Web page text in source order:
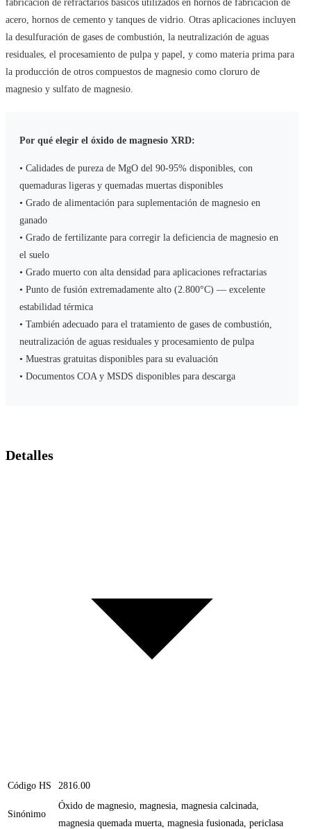
fabricación de refractarios básicos utilizados en hornos de fabricación de
acero, hornos de cemento y tanques de vidrio. Otras aplicaciones incluyen
la desulfuración de gases de combustión, la neutralización de aguas
residuales, el procesamiento de pulpa y papel, y como materia prima para
la producción de otros compuestos de magnesio como cloruro de
magnesio y sulfato de magnesio.
Por qué elegir el óxido de magnesio XRD:
• Calidades de pureza de MgO del 90-95% disponibles, con
quemaduras ligeras y quemadas muertas disponibles
• Grado de alimentación para suplementación de magnesio en
ganado
• Grado de fertilizante para corregir la deficiencia de magnesio en
el suelo
• Grado muerto con alta densidad para aplicaciones refractarias
• Punto de fusión extremadamente alto (2.800°C) — excelente
estabilidad térmica
• También adecuado para el tratamiento de gases de combustión,
neutralización de aguas residuales y procesamiento de pulpa
• Muestras gratuitas disponibles para su evaluación
• Documentos COA y MSDS disponibles para descarga
Detalles
Código HS 2816.00
Sinónimo
Óxido de magnesio, magnesia, magnesia calcinada,
magnesia quemada muerta, magnesia fusionada, periclasa